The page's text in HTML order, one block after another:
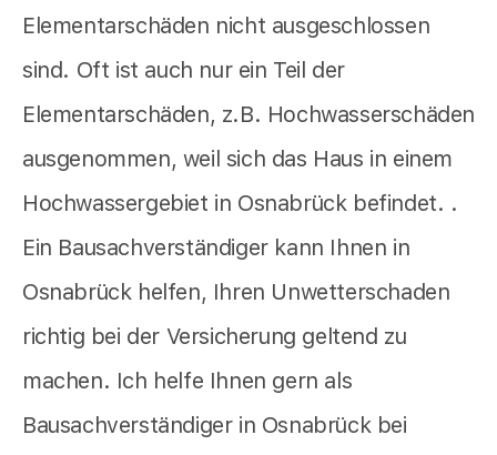
Elementarschäden nicht ausgeschlossen
sind. Oft ist auch nur ein Teil der
Elementarschäden, z.B. Hochwasserschäden
ausgenommen, weil sich das Haus in einem
Hochwassergebiet in Osnabrück befindet. .
Ein Bausachverständiger kann Ihnen in
Osnabrück helfen, Ihren Unwetterschaden
richtig bei der Versicherung geltend zu
machen. Ich helfe Ihnen gern als
Bausachverständiger in Osnabrück bei